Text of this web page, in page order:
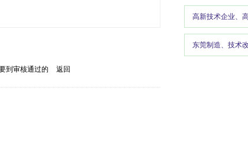
高新技术企业、
东莞制造、技术
到审核通过的
返回